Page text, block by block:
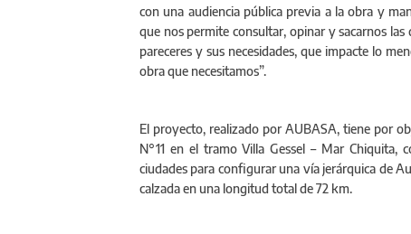
con una audiencia pública previa a la obra y
que nos permite consultar, opinar y sacarnos
pareceres y sus necesidades, que impacte lo
obra que necesitamos”.
El proyecto, realizado por AUBASA, tiene por
N°11 en el tramo Villa Gessel – Mar Chiquita,
ciudades para configurar una vía jerárquica de
calzada en una longitud total de 72 km.